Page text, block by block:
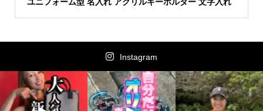
Instagram